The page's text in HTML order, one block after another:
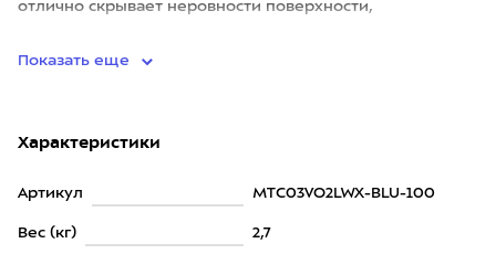
отлично скрывает неровности поверхности,
Показать еще
Характеристики
Артикул MTC03VO2LWX-BLU-100
Вес (кг) 2,7